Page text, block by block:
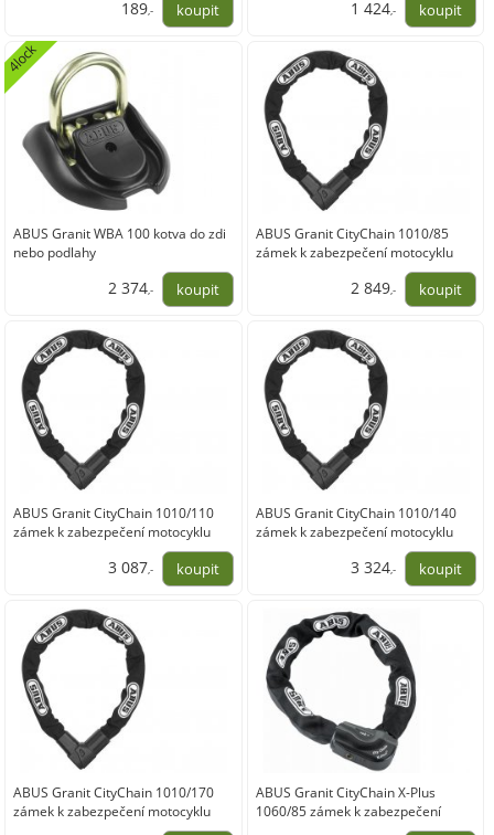
189,- 1 424,-
ABUS Granit WBA 100 kotva do zdi
nebo podlahy
4lock
2 374,-
ABUS Granit CityChain 1010/85
zámek k zabezpečení motocyklu
2 849,-
ABUS Granit CityChain 1010/110
zámek k zabezpečení motocyklu
3 087,-
ABUS Granit CityChain 1010/140
zámek k zabezpečení motocyklu
3 324,-
ABUS Granit CityChain 1010/170
zámek k zabezpečení motocyklu
ABUS Granit CityChain X-Plus
1060/85 zámek k zabezpečení